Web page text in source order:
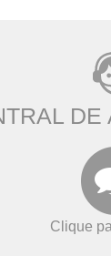
DE
Clique